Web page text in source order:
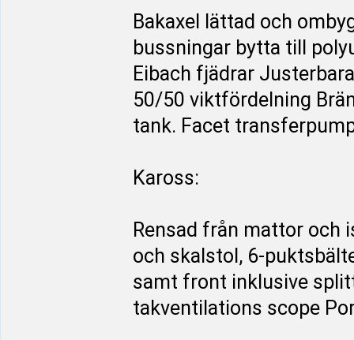
Bakaxel lättad och
bussningar bytta till
Eibach fjädrar
50/50 viktfördelning
tank. Facet
Kaross:
Rensad från mattor och
och skalstol, 6-
samt front inklusive
takventilations scope